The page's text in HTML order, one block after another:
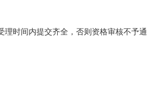
理时间内提交齐全，否则资格审核不予通